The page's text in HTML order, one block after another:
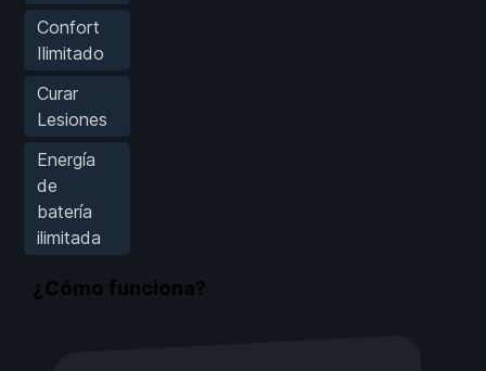
Confort
Ilimitado
Curar
Lesiones
Energía
de
batería
ilimitada
¿Cómo funciona?